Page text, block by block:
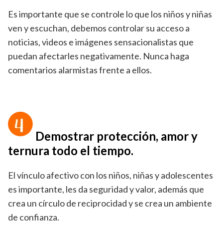
Es importante que se controle lo que los niños y niñas
ven y escuchan, debemos controlar su acceso a
noticias, videos e imágenes sensacionalistas que
puedan afectarles negativamente. Nunca haga
comentarios alarmistas frente a ellos.
Demostrar protección, amor y
ternura todo el tiempo.
El vínculo afectivo con los niños, niñas y adolescentes
es importante, les da seguridad y valor, además que
crea un círculo de reciprocidad y se crea un ambiente
de confianza.